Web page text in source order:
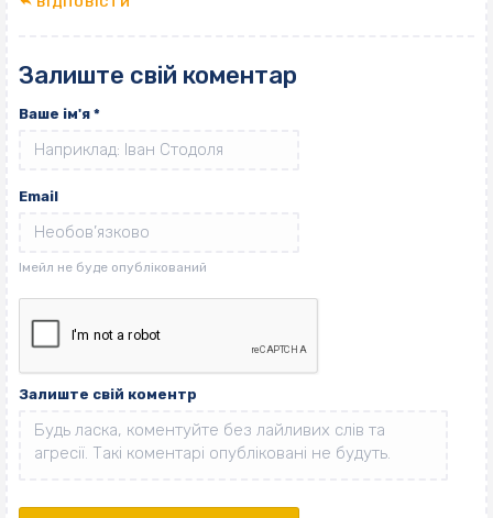
Залиште свій коментар
Ваше ім'я *
Email
Залиште свій коментр